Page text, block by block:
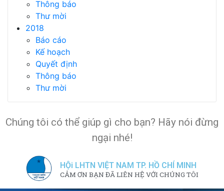
Thông báo
Thư mời
2018
Báo cáo
Kế hoạch
Quyết định
Thông báo
Thư mời
Chúng tôi có thể giúp gì cho bạn? Hãy nói đừng
ngại nhé!
HỘi LHTN VIỆT NAM TP. HỒ CHÍ MINH
CẢM ƠN BẠN ĐÃ LIÊN HỆ VỚI CHÚNG TÔI